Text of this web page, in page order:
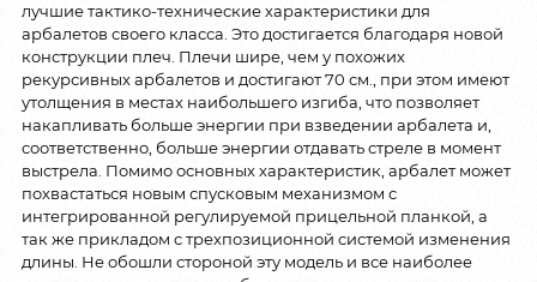
лучшие тактико-технические характеристики для
арбалетов своего класса. Это достигается благодаря новой
конструкции плеч. Плечи шире, чем у похожих
рекурсивных арбалетов и достигают 70 см., при этом имеют
утолщения в местах наибольшего изгиба, что позволяет
накапливать больше энергии при взведении арбалета и,
соответственно, больше энергии отдавать стреле в момент
выстрела. Помимо основных характеристик, арбалет может
похвастаться новым спусковым механизмом с
интегрированной регулируемой прицельной планкой, а
так же прикладом с трехпозиционной системой изменения
длины. Не обошли стороной эту модель и все наиболее